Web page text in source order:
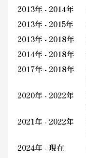
2013年 - 2014年
2013年 - 2015年
2013年 - 2018年
2014年 - 2018年
2017年 - 2018年
2020年 - 2022年
2021年 - 2022年
2024年 - 現在